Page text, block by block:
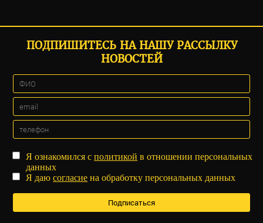
ПОДПИШИТЕСЬ НА НАШУ РАССЫЛКУ
НОВОСТЕЙ
Я ознакомился сполитикой в отношении персональных
данных
Я даюсогласие на обработку персональных данных